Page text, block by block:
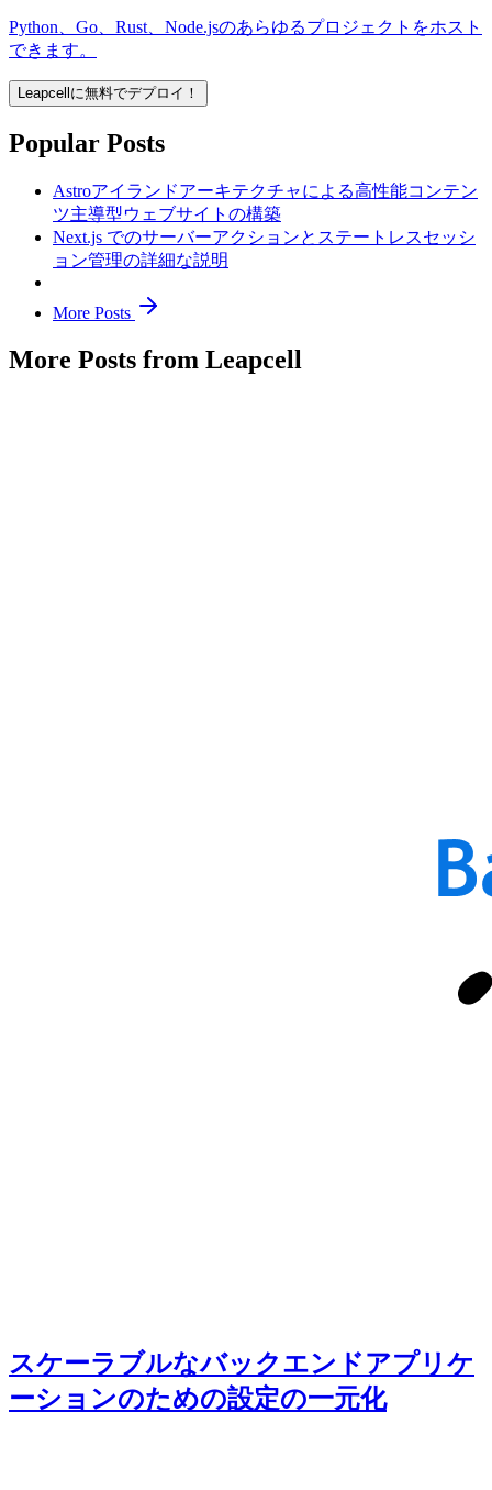
Python、Go、Rust、Node.jsのあらゆるプロジェクトをホスト
できます。
Leapcellに無料でデプロイ！
Popular Posts
Astroアイランドアーキテクチャによる高性能コンテン
ツ主導型ウェブサイトの構築
Next.js でのサーバーアクションとステートレスセッシ
ョン管理の詳細な説明
More Posts
More Posts from Leapcell
スケーラブルなバックエンドアプリケ
ーションのための設定の一元化